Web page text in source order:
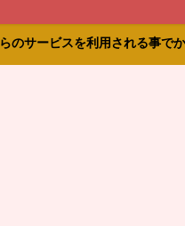
サービスを利用される事で